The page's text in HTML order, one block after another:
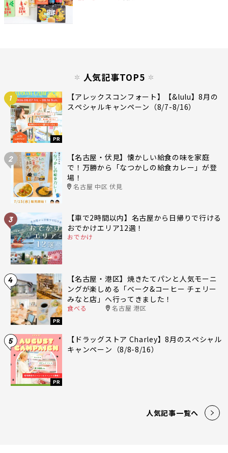
人気記事TOP5
1
PR
【アレックスコンフォート】【&lulu】8月の
スペシャルキャンペーン（8/7-8/16）
2
【名古屋・伏見】懐かしい給食の味を家庭
で！万勝から「なつかしの給食カレー」が登
場！
名古屋 中区 伏見
3
【車で2時間以内】名古屋から日帰りで行ける
おでかけエリア12選！
おでかけ
4
PR
【名古屋・港区】焼きたてパンと人気モーニ
ングが楽しめる「ベーク&コーヒー チェリー
みなと店」へ行ってきました！
食べる 名古屋 港区
5
PR
【ドラッグストア Charley】8月のスペシャル
キャンペーン（8/8-8/16）
人気記事一覧へ